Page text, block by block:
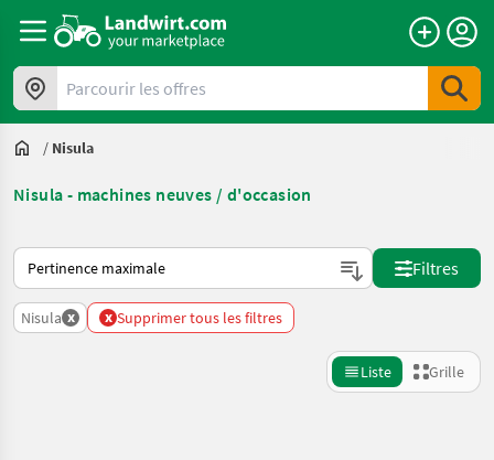
Parcourir les offres
/ Nisula
Nisula - machines neuves / d'occasion
Voici comment les annonces sont triées sur Landwirt.com
Filtres
Nisula x x Supprimer tous les filtres
Liste Grille